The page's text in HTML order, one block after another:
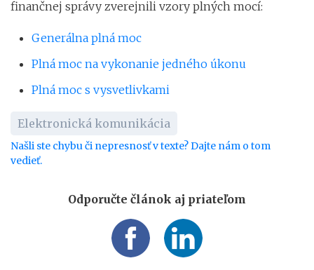
finančnej správy zverejnili vzory plných mocí:
Generálna plná moc
Plná moc na vykonanie jedného úkonu
Plná moc s vysvetlivkami
Elektronická komunikácia
Našli ste chybu či nepresnosť v texte? Dajte nám o tom
vedieť.
Odporučte článok aj priateľom